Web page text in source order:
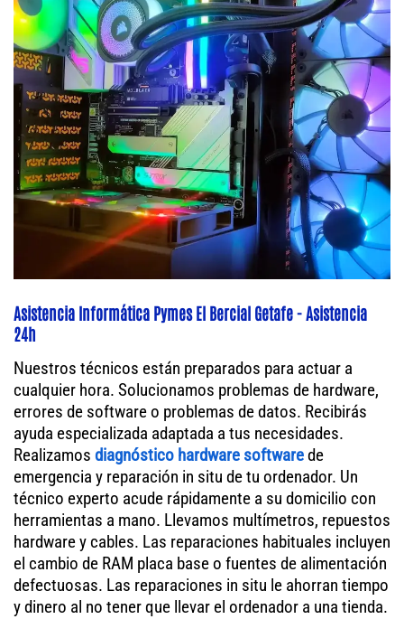
Asistencia Informática Pymes El Bercial Getafe - Asistencia
24h
Nuestros técnicos están preparados para actuar a
cualquier hora. Solucionamos problemas de hardware,
errores de software o problemas de datos. Recibirás
ayuda especializada adaptada a tus necesidades.
Realizamos diagnóstico hardware softwarede
emergencia y reparación in situ de tu ordenador. Un
técnico experto acude rápidamente a su domicilio con
herramientas a mano. Llevamos multímetros, repuestos
hardware y cables. Las reparaciones habituales incluyen
el cambio de RAM placa base o fuentes de alimentación
defectuosas. Las reparaciones in situ le ahorran tiempo
y dinero al no tener que llevar el ordenador a una tienda.